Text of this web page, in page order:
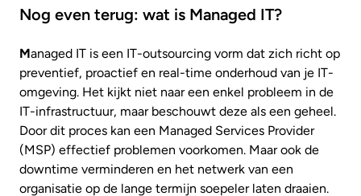
Nog even terug: wat is Managed IT?
Managed IT is een IT-outsourcing vorm dat zich richt op
preventief, proactief en real-time onderhoud van je IT-
omgeving. Het kijkt niet naar een enkel probleem in de
IT-infrastructuur, maar beschouwt deze als een geheel.
Door dit proces kan een Managed Services Provider
(MSP) effectief problemen voorkomen. Maar ook de
downtime verminderen en het netwerk van een
organisatie op de lange termijn soepeler laten draaien.